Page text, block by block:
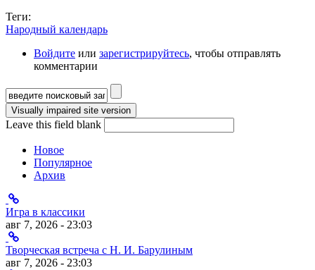
Теги:
Народный календарь
Войдите или зарегистрируйтесь, чтобы отправлять
комментарии
Форма поиска
Leave this field blank
Новое
Популярное
Архив
Игра в классики
авг 7, 2026 - 23:03
Творческая встреча с Н. И. Барулиным
авг 7, 2026 - 23:03